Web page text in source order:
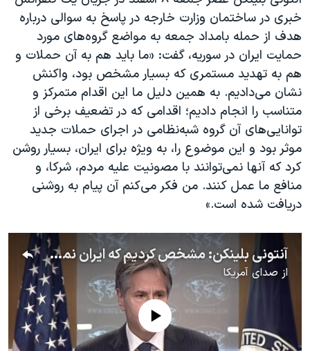
نرگس محمدی برنده جایزه نوبل صلح
همایش محافظه‌کاران آمریکا «سی‌پک»
صفحه‌های ویژه
سفر پرزیدنت ترامپ به چین
خبری در ساختمان وزارت خارجه در پاسخ به سوالی درباره
هدف از حمله بامداد جمعه به مواضع گروه‌های مورد
حمایت ایران در سوریه، گفت: «ما باید هم به آن حملات و
هم به تهدید مستمری که بسیار مشخص بود، واکنش
نشان می‌دادیم. به همین دلیل ما این اقدام متمرکز و
متناسب را انجام دادیم؛ اقدامی که در تضعیف برخی از
توانایی‌های آن گروه شبه‌نظامی در اجرای حملات جدید
موثر بود و این موضوع را، به ویژه برای ایران، بسیار روشن
کرد که آنها نمی‌توانند با مصونیت علیه مردم، شرکا، و
منافع ما عمل کنند. من فکر می‌کنم آن پیام به روشنی
دریافت شده است.»
آنتونی بلینکن: مشخص کردیم که ایران نمی‌تواند علیه مردم،‌ شرکا و منافع ما اقدام کند
از صدای آمریکا
No media source currently available